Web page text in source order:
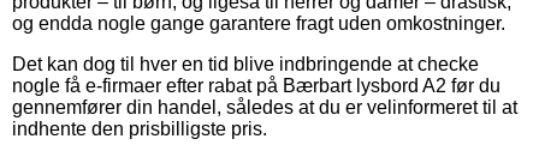
og endda nogle gange garantere fragt uden omkostninger.
Det kan dog til hver en tid blive indbringende at checke
nogle få e-firmaer efter rabat på Bærbart lysbord A2 før du
gennemfører din handel, således at du er velinformeret til at
indhente den prisbilligste pris.